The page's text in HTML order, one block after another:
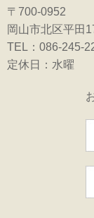
〒700-0952
岡山市北区平田
TEL：086-
定休日：水曜